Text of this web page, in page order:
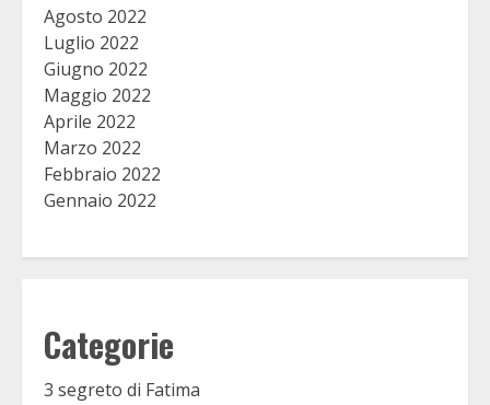
Agosto 2022
Luglio 2022
Giugno 2022
Maggio 2022
Aprile 2022
Marzo 2022
Febbraio 2022
Gennaio 2022
Categorie
3 segreto di Fatima